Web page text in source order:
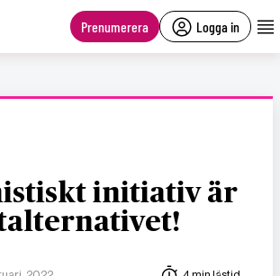
Prenumerera Logga in
initiativ är